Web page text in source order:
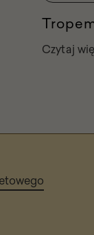
Czytaj